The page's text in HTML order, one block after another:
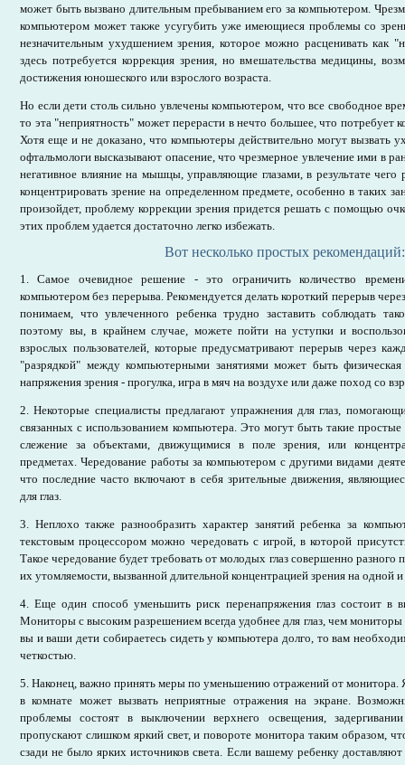
может быть вызвано длительным пребыванием его за компьютером.
компьютером может также усугубить уже имеющиеся проблемы со
незначительным ухудшением зрения, которое можно расценивать как
здесь потребуется коррекция зрения, но вмешательства медицины,
достижения юношеского или взрослого возраста.
Но если дети столь сильно увлечены компьютером, что все свободное
то эта "неприятность" может перерасти в нечто большее, что потребует
Хотя еще и не доказано, что компьютеры действительно могут вызвать
офтальмологи высказывают опасение, что чрезмерное увлечение ими в
негативное влияние на мышцы, управляющие глазами, в результате чего
концентрировать зрение на определенном предмете, особенно в таких
произойдет, проблему коррекции зрения придется решать с помощью
этих проблем удается достаточно легко избежать.
Вот несколько простых рекомендаций:
1. Самое очевидное решение - это ограничить количество
компьютером без перерыва. Рекомендуется делать короткий перерыв
понимаем, что увлеченного ребенка трудно заставить соблюдать
поэтому вы, в крайнем случае, можете пойти на уступки и
взрослых пользователей, которые предусматривают перерыв через
"разрядкой" между компьютерными занятиями может быть
напряжения зрения - прогулка, игра в мяч на воздухе или даже поход со
2. Некоторые специалисты предлагают упражнения для глаз,
связанных с использованием компьютера. Это могут быть такие
слежение за объектами, движущимися в поле зрения, или
предметах. Чередование работы за компьютером с другими видами
что последние часто включают в себя зрительные движения,
для глаз.
3. Неплохо также разнообразить характер занятий ребенка за
текстовым процессором можно чередовать с игрой, в которой
Такое чередование будет требовать от молодых глаз совершенно разного
их утомляемости, вызванной длительной концентрацией зрения на одной
4. Еще один способ уменьшить риск перенапряжения глаз состоит в
Мониторы с высоким разрешением всегда удобнее для глаз, чем
вы и ваши дети собираетесь сидеть у компьютера долго, то вам
четкостью.
5. Наконец, важно принять меры по уменьшению отражений от монитора.
в комнате может вызвать неприятные отражения на экране.
проблемы состоят в выключении верхнего освещения,
пропускают слишком яркий свет, и повороте монитора таким образом,
сзади не было ярких источников света. Если вашему ребенку